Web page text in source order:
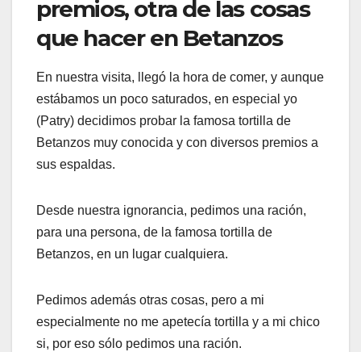
premios, otra de las cosas
que hacer en Betanzos
En nuestra visita, llegó la hora de comer, y aunque
estábamos un poco saturados, en especial yo
(Patry) decidimos probar la famosa tortilla de
Betanzos muy conocida y con diversos premios a
sus espaldas.
Desde nuestra ignorancia, pedimos una ración,
para una persona, de la famosa tortilla de
Betanzos, en un lugar cualquiera.
Pedimos además otras cosas, pero a mi
especialmente no me apetecía tortilla y a mi chico
si, por eso sólo pedimos una ración.